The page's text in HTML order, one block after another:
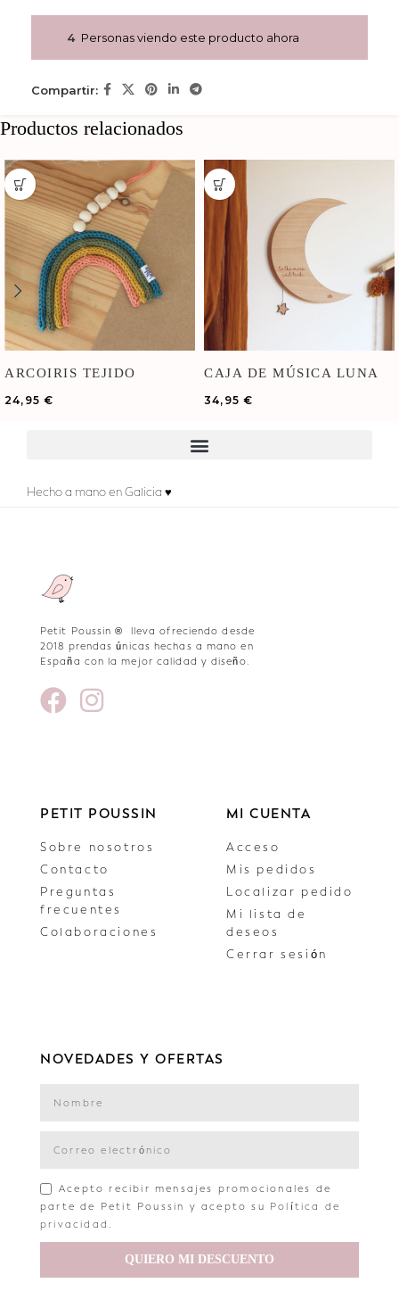
4 Personas viendo este producto ahora
Compartir:
Productos relacionados
ARCOIRIS TEJIDO
24,95€
CAJA DE MÚSICA LUNA
34,95€
Hecho a mano en Galicia ♥
Petit Poussin ® lleva ofreciendo desde
2018 prendas únicas hechas a mano en
España con la mejor calidad y diseño.
PETIT POUSSIN
Sobre nosotros
Contacto
Preguntas
frecuentes
Colaboraciones
MI CUENTA
Acceso
Mis pedidos
Localizar pedido
Mi lista de
deseos
Cerrar sesión
NOVEDADES Y OFERTAS
Acepto recibir mensajes promocionales de
parte de Petit Poussin y acepto su Política de
privacidad .
QUIERO MI DESCUENTO